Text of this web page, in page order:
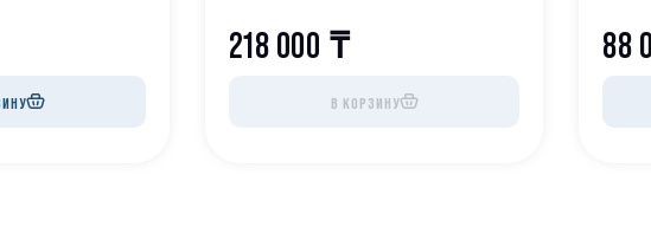
218 000 ₸
В КОРЗИНУ
88